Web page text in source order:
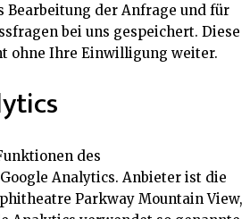
Bearbeitung der Anfrage und für
bei uns gespeichert. Diese
ohne Ihre Einwilligung weiter.
des
Analytics. Anbieter ist die
Parkway Mountain View,